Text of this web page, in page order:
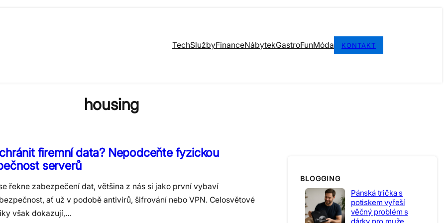
TechSlužbyFinanceNábytekGastroFunMóda KONTAKT
housing
firemní data? Nepodceňte fyzickou
serverů
řekne zabezpečení dat, většina z nás si jako první vybaví
ať už v podobě antivirů, šifrování nebo VPN. Celosvětové
však dokazují,…
BLOGGING
Pánská trička s
potiskem vyřeší
věčný problém s
dárky pro muže